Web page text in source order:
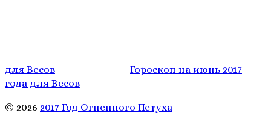
для Весов
Гороскоп на июнь 2017
года для Весов
© 2026 2017 Год Огненного Петуха